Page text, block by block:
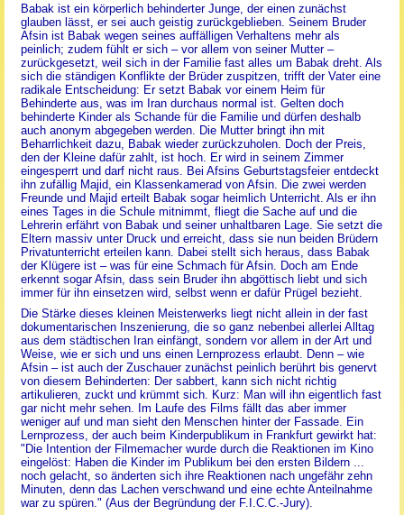
Babak ist ein körperlich behinderter Junge, der einen zunächst
glauben lässt, er sei auch geistig zurückgeblieben. Seinem Bruder
Afsin ist Babak wegen seines auffälligen Verhaltens mehr als
peinlich; zudem fühlt er sich – vor allem von seiner Mutter –
zurückgesetzt, weil sich in der Familie fast alles um Babak dreht. Als
sich die ständigen Konflikte der Brüder zuspitzen, trifft der Vater eine
radikale Entscheidung: Er setzt Babak vor einem Heim für
Behinderte aus, was im Iran durchaus normal ist. Gelten doch
behinderte Kinder als Schande für die Familie und dürfen deshalb
auch anonym abgegeben werden. Die Mutter bringt ihn mit
Beharrlichkeit dazu, Babak wieder zurückzuholen. Doch der Preis,
den der Kleine dafür zahlt, ist hoch. Er wird in seinem Zimmer
eingesperrt und darf nicht raus. Bei Afsins Geburtstagsfeier entdeckt
ihn zufällig Majid, ein Klassenkamerad von Afsin. Die zwei werden
Freunde und Majid erteilt Babak sogar heimlich Unterricht. Als er ihn
eines Tages in die Schule mitnimmt, fliegt die Sache auf und die
Lehrerin erfährt von Babak und seiner unhaltbaren Lage. Sie setzt die
Eltern massiv unter Druck und erreicht, dass sie nun beiden Brüdern
Privatunterricht erteilen kann. Dabei stellt sich heraus, dass Babak
der Klügere ist – was für eine Schmach für Afsin. Doch am Ende
erkennt sogar Afsin, dass sein Bruder ihn abgöttisch liebt und sich
immer für ihn einsetzen wird, selbst wenn er dafür Prügel bezieht.
Die Stärke dieses kleinen Meisterwerks liegt nicht allein in der fast
dokumentarischen Inszenierung, die so ganz nebenbei allerlei Alltag
aus dem städtischen Iran einfängt, sondern vor allem in der Art und
Weise, wie er sich und uns einen Lernprozess erlaubt. Denn – wie
Afsin – ist auch der Zuschauer zunächst peinlich berührt bis genervt
von diesem Behinderten: Der sabbert, kann sich nicht richtig
artikulieren, zuckt und krümmt sich. Kurz: Man will ihn eigentlich fast
gar nicht mehr sehen. Im Laufe des Films fällt das aber immer
weniger auf und man sieht den Menschen hinter der Fassade. Ein
Lernprozess, der auch beim Kinderpublikum in Frankfurt gewirkt hat:
"Die Intention der Filmemacher wurde durch die Reaktionen im Kino
eingelöst: Haben die Kinder im Publikum bei den ersten Bildern ...
noch gelacht, so änderten sich ihre Reaktionen nach ungefähr zehn
Minuten, denn das Lachen verschwand und eine echte Anteilnahme
war zu spüren." (Aus der Begründung der F.I.C.C.-Jury).